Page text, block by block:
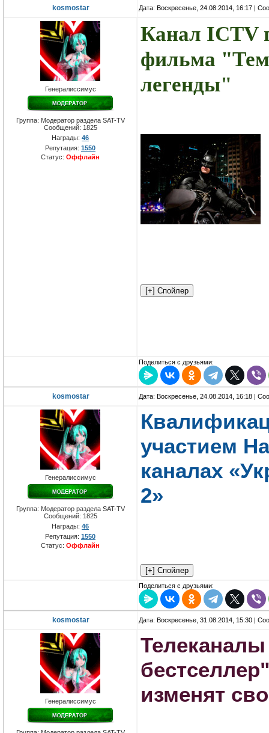
kosmostar Дата: Воскресенье, 24.08.2014, 16:17 |
Генералиссимус
Группа: Модератор раздела SAT-TV
Сообщений: 1825
Награды: 46
Репутация: 1550
Статус: Оффлайн
Канал ICTV
фильма
легенды"
Поделиться с друзьями:
kosmostar Дата: Воскресенье, 24.08.2014, 16:18 |
Генералиссимус
Группа: Модератор раздела SAT-TV
Сообщений: 1825
Награды: 46
Репутация: 1550
Статус: Оффлайн
участием
каналах
2»
Поделиться с друзьями:
kosmostar Дата: Воскресенье, 31.08.2014, 15:30 |
Генералиссимус
изменят